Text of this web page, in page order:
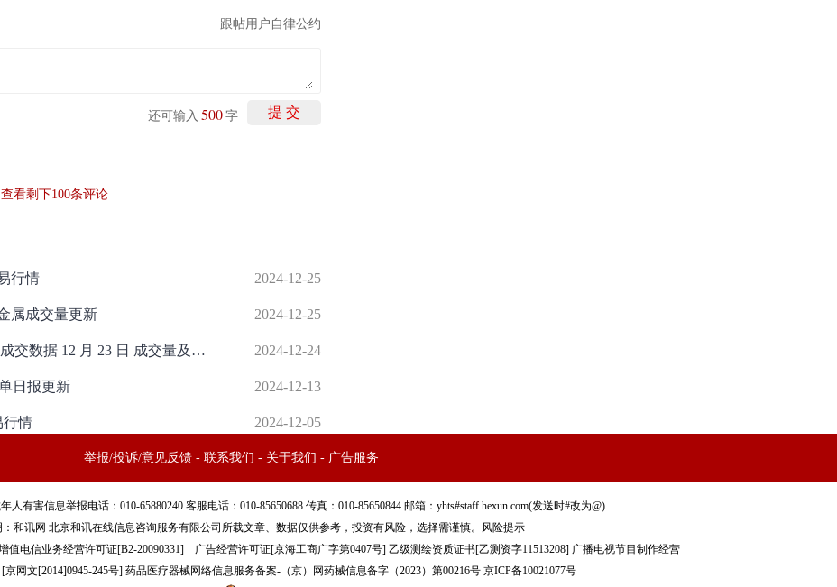
跟帖用户自律公约
提 交
还可输入 500 字
查看剩下100条评论
行情 2024-12-25
属成交量更新 2024-12-25
芝加哥商业交易所：黄金白银铜成交数据 12 月 23 日 成交量及未平仓变动 2024-12-24
日报更新 2024-12-13
行情 2024-12-05
举报/投诉/意见反馈- 联系我们 - 关于我们 - 广告服务
人有害信息举报电话：010-65880240 客服电话：010-85650688 传真：010-85650844 邮箱：yhts#staff.hexun.com(发送时#改为@)
和讯网 北京和讯在线信息咨询服务有限公司所载文章、数据仅供参考，投资有风险，选择需谨慎。
风险提示
值电信业务经营许可证[B2-20090331] 广告经营许可证[京海工商广字第0407号] 乙级测绘资质证书[乙测资字11513208] 广播电视节目制作经营
[京网文[2014]0945-245号] 药品医疗器械网络信息服务备案-（京）网药械信息备字（2023）第00216号 京ICP备10021077号